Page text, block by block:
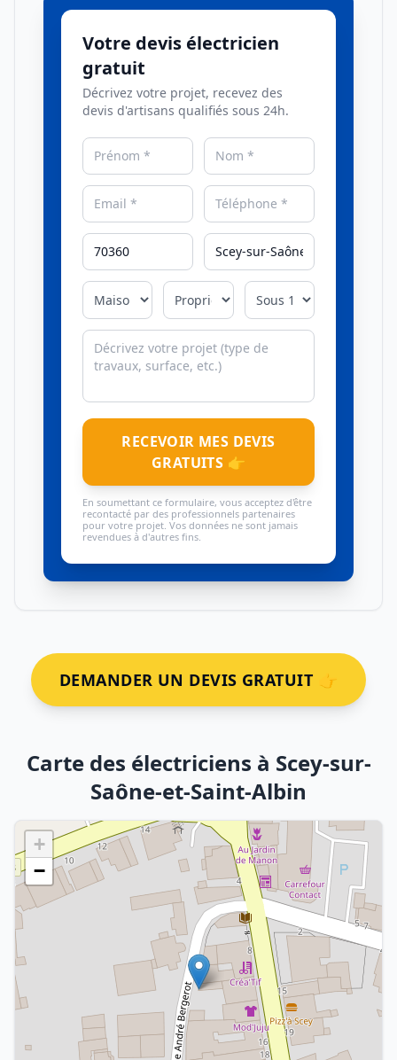
Votre devis électricien
gratuit
Décrivez votre projet, recevez des
devis d'artisans qualifiés sous 24h.
RECEVOIR MES DEVIS
GRATUITS 👉
En soumettant ce formulaire, vous acceptez d'être
recontacté par des professionnels partenaires
pour votre projet. Vos données ne sont jamais
revendues à d'autres fins.
DEMANDER UN DEVIS GRATUIT 👉
Carte des électriciens à Scey-sur-
Saône-et-Saint-Albin
+
−